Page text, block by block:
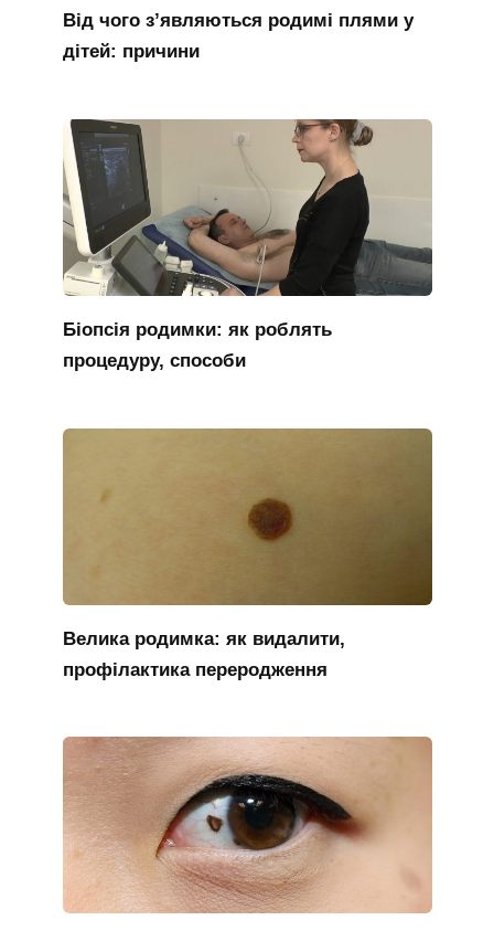
Від чого з’являються родимі плями у
дітей: причини
Біопсія родимки: як роблять
процедуру, способи
Велика родимка: як видалити,
профілактика переродження